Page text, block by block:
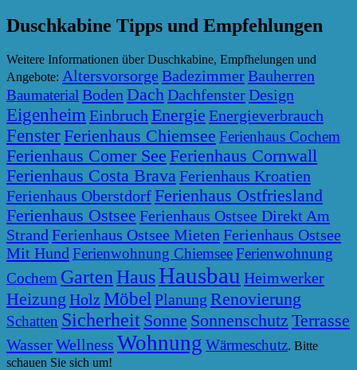
Duschkabine Tipps und Empfehlungen
Weitere Informationen über Duschkabine, Empfhelungen und
Angebote: Altersvorsorge BadezimmerBauherren
Baumaterial Boden DachDachfensterDesign
Eigenheim Einbruch Energie Energieverbrauch
FensterFerienhaus Chiemsee Ferienhaus Cochem
Ferienhaus Comer See Ferienhaus Cornwall
Ferienhaus Costa BravaFerienhaus Kroatien
Ferienhaus OberstdorfFerienhaus Ostfriesland
Ferienhaus Ostsee Ferienhaus Ostsee Direkt Am
Strand Ferienhaus Ostsee Mieten Ferienhaus Ostsee
Mit Hund Ferienwohnung ChiemseeFerienwohnung
Cochem GartenHausHausbau Heimwerker
Heizung HolzMöbel Planung Renovierung
Schatten Sicherheit Sonne Sonnenschutz Terrasse
WasserWellness Wohnung Wärmeschutz. Bitte
schauen Sie sich um!